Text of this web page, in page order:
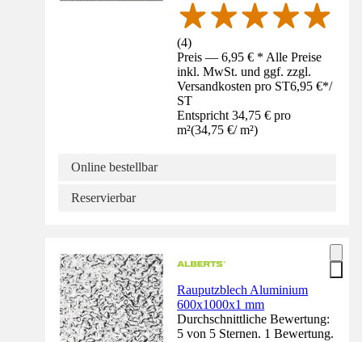
(4)
Preis — 6,95 € * Alle Preise
inkl. MwSt. und ggf. zzgl.
Versandkosten pro ST6,95 €*/
ST
Entspricht 34,75 € pro
m²(34,75 €/ m²)
Online bestellbar
Reservierbar
Rauputzblech Aluminium
600x1000x1 mm
Durchschnittliche Bewertung:
5 von 5 Sternen. 1 Bewertung.